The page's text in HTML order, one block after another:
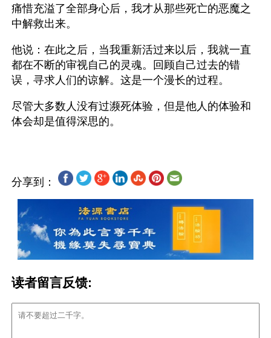
痛惜充溢了全部身心后，我才从那些死亡的恶魔之
中解救出来。
他说：在此之后，当我重新活过来以后，我就一直
都在不断的审视自己的灵魂。回顾自己过去的错
误，寻求人们的谅解。这是一个漫长的过程。
尽管大多数人没有过濒死体验，但是他人的体验和
分享到：
读者留言反馈: